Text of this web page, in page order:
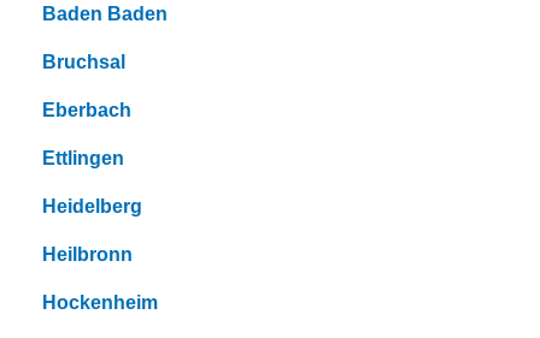
Baden Baden
Bruchsal
Eberbach
Ettlingen
Heidelberg
Heilbronn
Hockenheim